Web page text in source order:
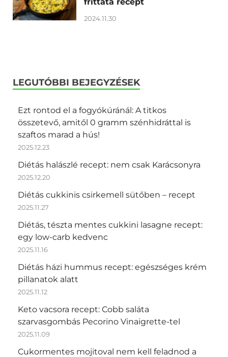
2024.11.30
LEGUTÓBBI BEJEGYZÉSEK
Ezt rontod el a fogyókúránál: A titkos
összetevő, amitől 0 gramm szénhidráttal is
szaftos marad a hús!
2025.12.23
Diétás halászlé recept: nem csak Karácsonyra
2025.12.20
Diétás cukkinis csirkemell sütőben – recept
2025.11.27
Diétás, tészta mentes cukkini lasagne recept:
egy low-carb kedvenc
2025.11.16
Diétás házi hummus recept: egészséges krém
pillanatok alatt
2025.11.12
Keto vacsora recept: Cobb saláta
szarvasgombás Pecorino Vinaigrette-tel
2025.11.09
Cukormentes mojitoval nem kell feladnod a